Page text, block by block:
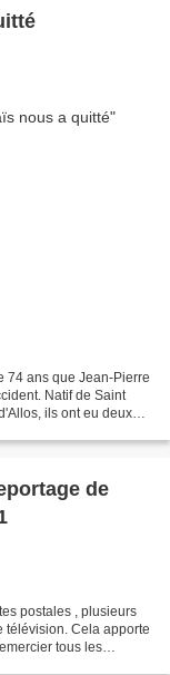
74 ans que Jean-Pierre
Natif de Saint
ils ont eu deux
postales , plusieurs
télévision. Cela apporte
tous les